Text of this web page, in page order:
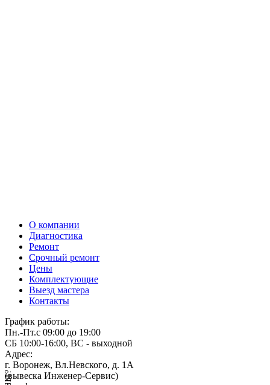
О компании
Диагностика
Ремонт
Срочный ремонт
Цены
Комплектующие
Выезд мастера
Контакты
График работы:
Пн.-Пт.с 09:00 до 19:00
СБ 10:00-16:00, ВС - выходной
Адрес:
г. Воронеж, Вл.Невского, д. 1А
(вывеска Инженер-Сервис)